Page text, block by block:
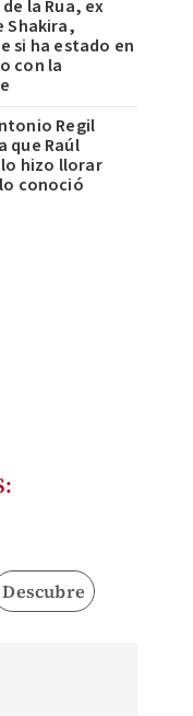
la Rua, ex
Shakira,
si ha estado en
con la
Regil
que Raúl
hizo llorar
conoció
Descubre